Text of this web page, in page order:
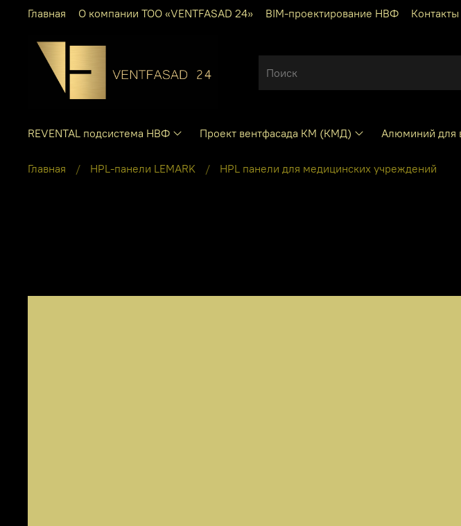
Главная О компании ТОО «VENTFASAD 24» BIM-проектирование НВФ Контакты
REVENTAL подсистема НВФ Проект вентфасада КМ (КМД) Алюминий для
Главная HPL-панели LEMARK HPL панели для медицинских учреждений